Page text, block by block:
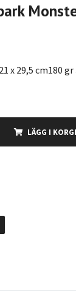
x 29,5 cm180
LÄGG I